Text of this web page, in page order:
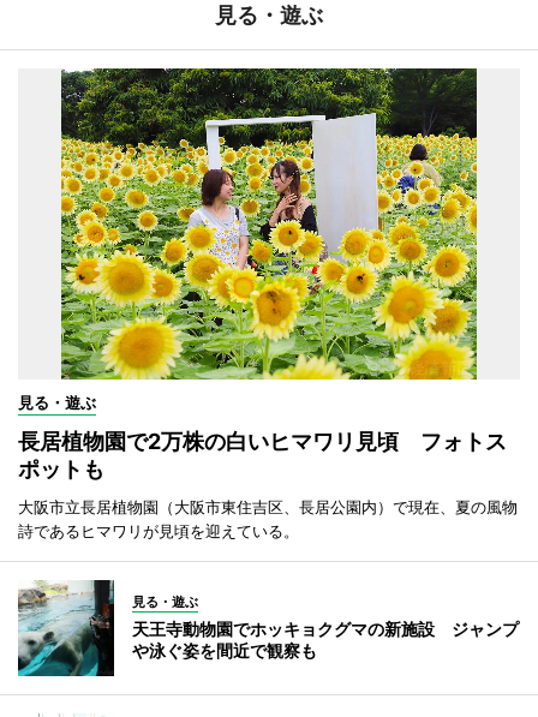
見る・遊ぶ
見る・遊ぶ
長居植物園で2万株の白いヒマワリ見頃 フォトス
ポットも
大阪市立長居植物園（大阪市東住吉区、長居公園内）で現在、夏の風物
詩であるヒマワリが見頃を迎えている。
見る・遊ぶ
天王寺動物園でホッキョクグマの新施設 ジャンプ
や泳ぐ姿を間近で観察も